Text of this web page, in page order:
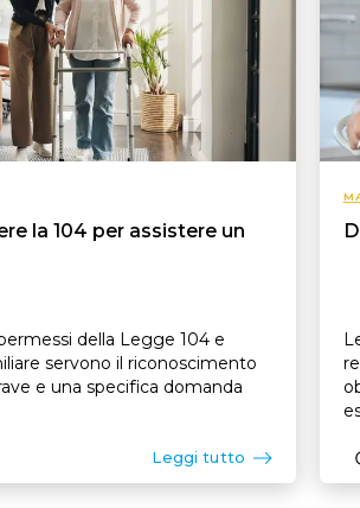
la 104 per assistere un
della Legge 104 e
servono il riconoscimento
e una specifica domanda
Leggi tutto